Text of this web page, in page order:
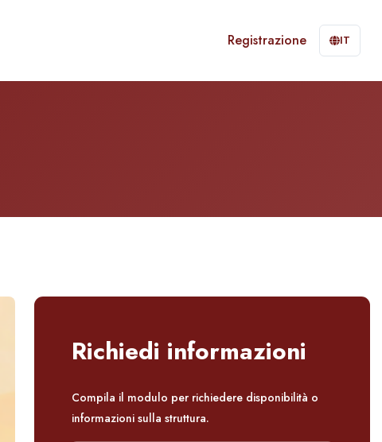
Registrazione IT
Richiedi informazioni
Compila il modulo per richiedere disponibilità o
informazioni sulla struttura.